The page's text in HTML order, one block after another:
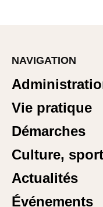
NAVIGATION
Vie pratique
Démarches
Culture,
Actualités
Événements